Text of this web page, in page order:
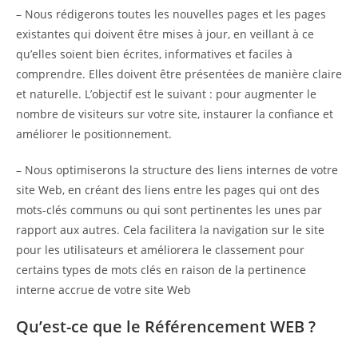
– Nous rédigerons toutes les nouvelles pages et les pages
existantes qui doivent être mises à jour, en veillant à ce
qu’elles soient bien écrites, informatives et faciles à
comprendre. Elles doivent être présentées de manière claire
et naturelle. L’objectif est le suivant : pour augmenter le
nombre de visiteurs sur votre site, instaurer la confiance et
améliorer le positionnement.
– Nous optimiserons la structure des liens internes de votre
site Web, en créant des liens entre les pages qui ont des
mots-clés communs ou qui sont pertinentes les unes par
rapport aux autres. Cela facilitera la navigation sur le site
pour les utilisateurs et améliorera le classement pour
certains types de mots clés en raison de la pertinence
interne accrue de votre site Web
Qu’est-ce que le Référencement WEB ?